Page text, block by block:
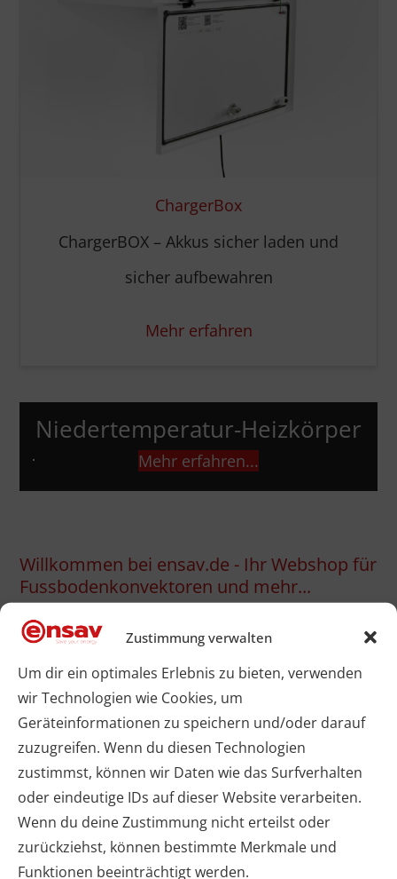
Zustimmung verwalten
Um dir ein optimales Erlebnis zu bieten, verwenden
wir Technologien wie Cookies, um
Geräteinformationen zu speichern und/oder darauf
zuzugreifen. Wenn du diesen Technologien
zustimmst, können wir Daten wie das Surfverhalten
oder eindeutige IDs auf dieser Website verarbeiten.
Wenn du deine Zustimmung nicht erteilst oder
zurückziehst, können bestimmte Merkmale und
Funktionen beeinträchtigt werden.
ChargerBox
ChargerBOX – Akkus sicher laden und
sicher aufbewahren
Mehr erfahren
Niedertemperatur-Heizkörper
Mehr erfahren...
Willkommen bei ensav.de - Ihr Webshop für
Fussbodenkonvektoren und mehr...
Entdecken Sie unsere umfangreiche Auswahl
an hochwertigen Energiesparlösungen für Ihren
Hausbau. Im ensav e-Shop finden Sie alles, was
Sie für eine energieeffiziente und
zukunftsorientierte Ausstattung benötigen: von
Fußbodenkonvektoren und
Unterflurkonvektoren über